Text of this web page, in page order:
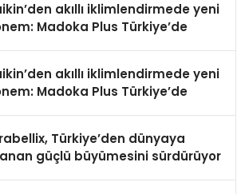
akıllı iklimlendirmede yeni
Madoka Plus Türkiye’de
akıllı iklimlendirmede yeni
Madoka Plus Türkiye’de
Türkiye’den dünyaya
güçlü büyümesini sürdürüyor